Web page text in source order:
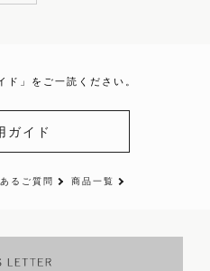
ド」をご一読ください。
ガイド
るご質問 商品一覧